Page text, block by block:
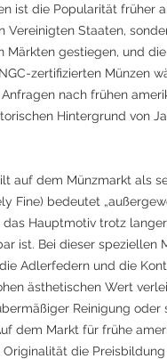
ist die Popularität früher
Vereinigten Staaten,
Märkten gestiegen, und
zertifizierten Münzen
nach frühen
Hintergrund von
auf dem Münzmarkt als
Fine) bedeutet
das Hauptmotiv trotz
ist. Bei dieser speziellen
Adlerfedern und die
ästhetischen Wert
Reinigung
dem Markt für frühe
die